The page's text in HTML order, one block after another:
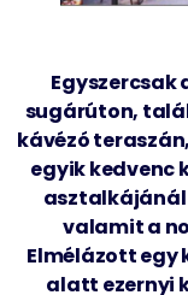
Egyszercsak
sugárúton,
kávézó
egyik kedvenc
valamit a
Elmélázott egy
alatt ezernyi